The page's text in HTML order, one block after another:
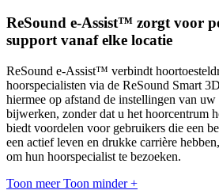
ReSound e-Assist™ zorgt voor
support vanaf elke locatie
ReSound e-Assist™ verbindt
hoorspecialisten via de ReSound Smart
hiermee op afstand de instellingen van uw
bijwerken, zonder dat u het hoorcentrum
biedt voordelen voor gebruikers die een
een actief leven en drukke carrière
om hun hoorspecialist te bezoeken.
Toon meer Toon minder +